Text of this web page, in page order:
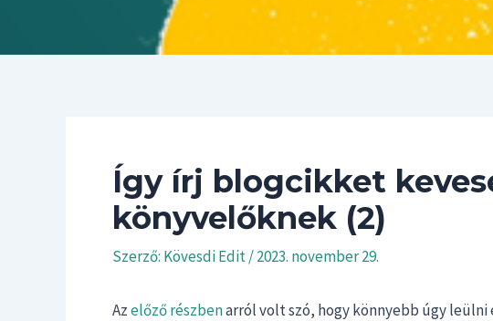
Így írj blogcikket
könyvelőknek (2)
Szerző: Kövesdi Edit/2023. november 29.
Azelőző részbenarról volt szó, hogy könnyebb úgy